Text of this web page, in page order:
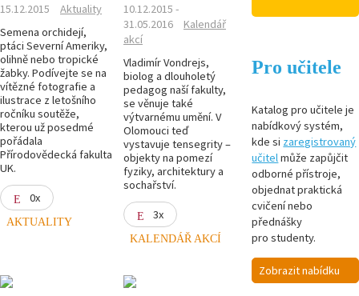
15.12.2015
Aktuality
Semena orchidejí,
ptáci Severní Ameriky,
olihně nebo tropické
žabky. Podívejte se na
vítězné fotografie a
ilustrace z letošního
ročníku soutěže,
kterou už posedmé
pořádala
Přírodovědecká fakulta
UK.
0x
AKTUALITY
10.12.2015 -
31.05.2016
Kalendář
akcí
Vladimír Vondrejs,
biolog a dlouholetý
pedagog naší fakulty,
se věnuje také
výtvarnému umění. V
Olomouci teď
vystavuje tensegrity –
objekty na pomezí
fyziky, architektury a
sochařství.
3x
KALENDÁŘ AKCÍ
Pro učitele
Katalog pro učitele je
nabídkový systém,
kde si zaregistrovaný
učitelmůže zapůjčit
odborné přístroje,
objednat praktická
cvičení nebo
přednášky
pro studenty.
Zobrazit nabídku